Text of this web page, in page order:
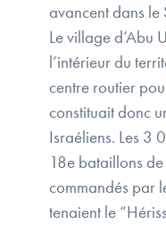
avancent dans
Le village d’Abu
l’intérieur du
centre routier
constituait donc
Israéliens. Les 3
18e bataillons
commandés par
tenaient le